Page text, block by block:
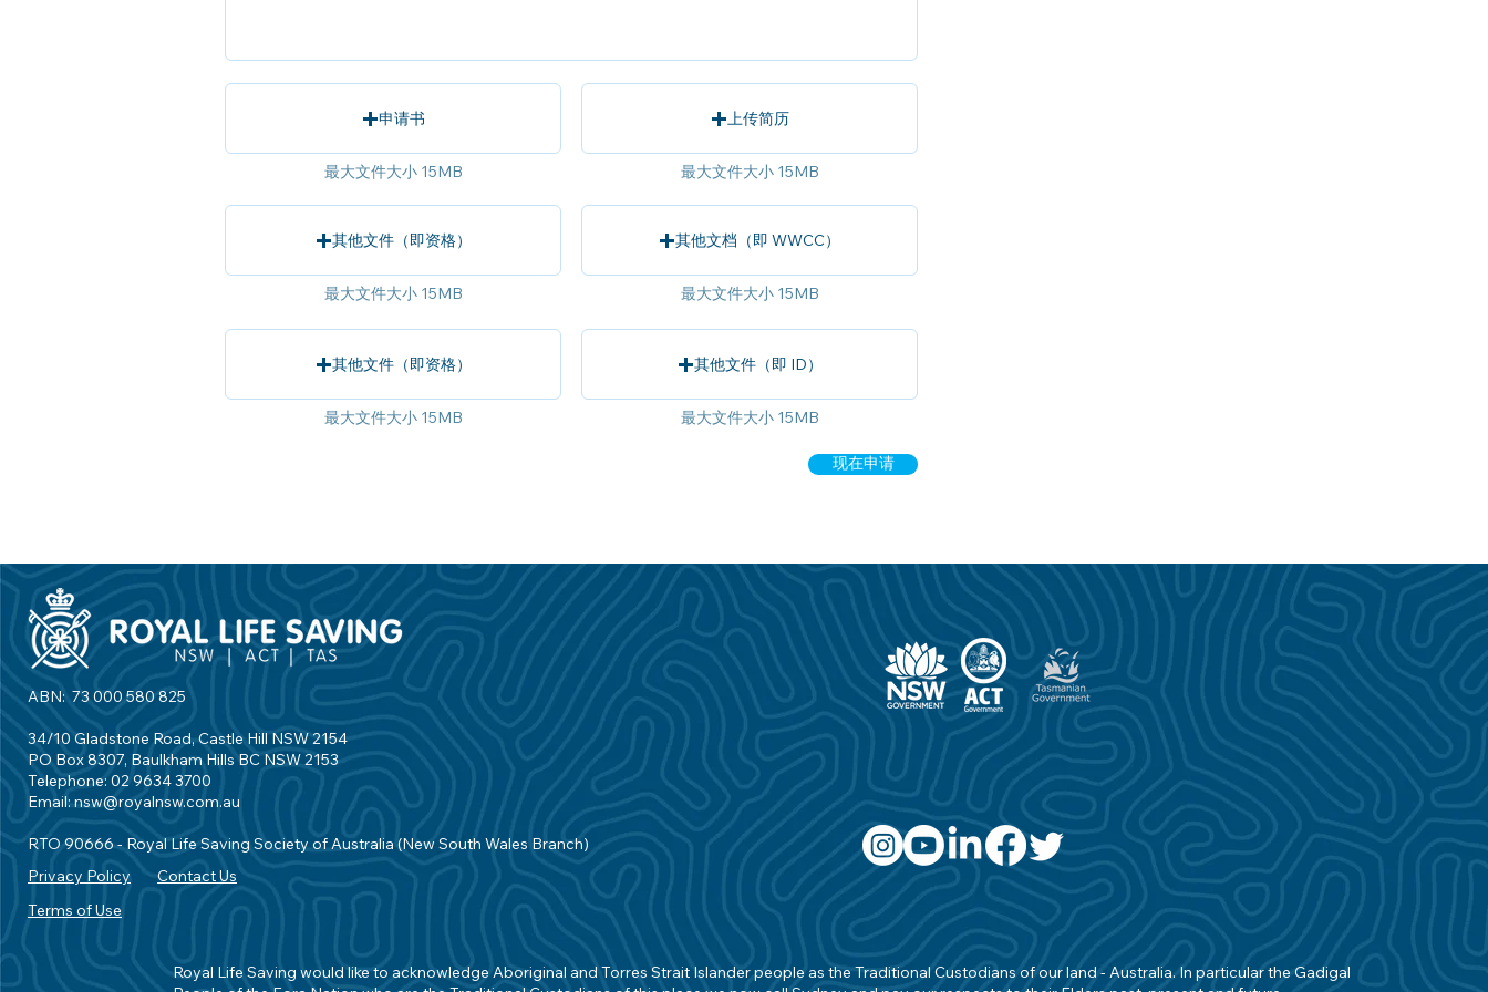
申请书
最大文件大小 15MB
上传简历
最大文件大小 15MB
其他文件（即资格）
最大文件大小 15MB
其他文档（即 WWCC）
最大文件大小 15MB
其他文件（即资格）
最大文件大小 15MB
其他文件（即 ID）
最大文件大小 15MB
现在申请
ABN: 73 000 580 825
34/10 Gladstone Road, Castle Hill NSW 2154
PO Box 8307, Baulkham Hills BC NSW 2153
Telephone: 02 9634 3700
Email: nsw@royalnsw.com.au
RTO 90666 - Royal Life Saving Society of Australia (New South Wales Branch)
Privacy Policy
Contact Us
Terms of Use
Royal Life Saving would like to acknowledge Aboriginal and Torres Strait Islander people as the Traditional Custodians of our land - Australia. In particular the Gadigal